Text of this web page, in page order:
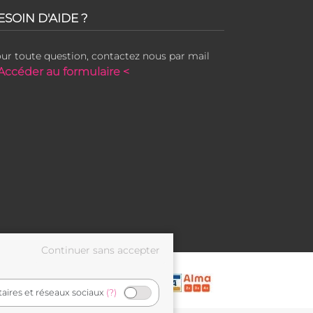
D'AIDE ?
toute question, contactez nous par mail
au formulaire <
et réseaux sociaux (?)